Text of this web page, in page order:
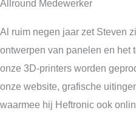
Allround Medewerker
Al ruim negen jaar zet Steven
ontwerpen van panelen en het
onze 3D-printers worden
onze website, grafische
waarmee hij Heftronic ook